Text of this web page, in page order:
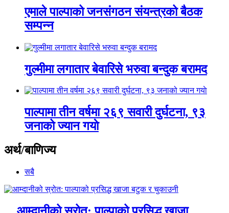
एमाले पाल्पाको जनसंगठन संयन्त्रको बैठक
सम्पन्न
गुल्मीमा लगातार बेवारिसे भरुवा बन्दुक बरामद
पाल्पामा तीन वर्षमा २६९ सवारी दुर्घटना, ९३
जनाको ज्यान गयाे
अर्थ/बाणिज्य
सबै